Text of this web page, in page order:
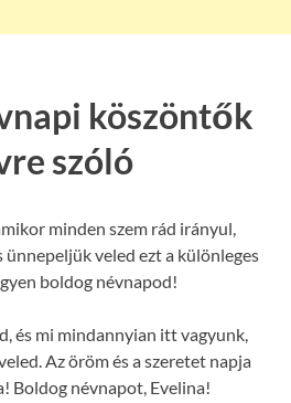
köszöntők
szóló
minden szem rád irányul,
ünnepeljük veled ezt a különleges
boldog névnapod!
és mi mindannyian itt vagyunk,
Az öröm és a szeretet napja
Boldog névnapot, Evelina!